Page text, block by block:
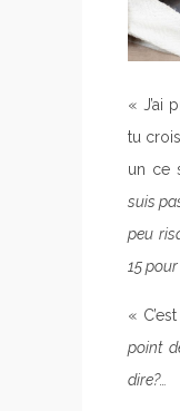
« J’ai
tu
un ce
suis
peu
15 pour
«
point
dire?…